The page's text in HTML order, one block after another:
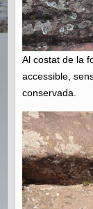
Al costat de la
accessible,
conservada.